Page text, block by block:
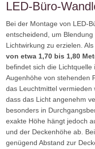
LED-Büro-
Bei der Montage von LED-
entscheidend, um
Lichtwirkung zu erzielen.
von etwa 1,70 bis 1,80
befindet sich die
Augenhöhe von stehenden
das Leuchtmittel vermieden
dass das Licht angenehm
besonders in
exakte Höhe hängt jedoch
und der Deckenhöhe ab.
genügend Abstand zur